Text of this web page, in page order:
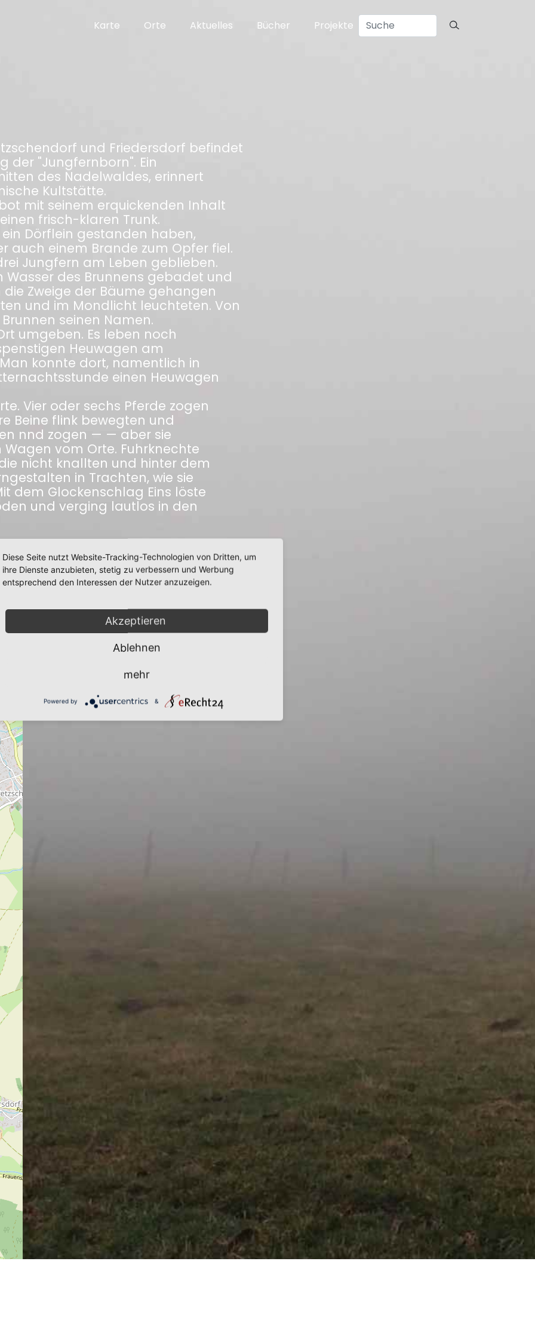
Karte Orte Aktuelles Bücher Projekte
und Friedersdorf befindet
der "Jungfernborn". Ein
des Nadelwaldes, erinnert
Kultstätte.
mit seinem erquickenden Inhalt
frisch-klaren Trunk.
Dörflein gestanden haben,
auch einem Brande zum Opfer fiel.
Jungfern am Leben geblieben.
des Brunnens gebadet und
Zweige der Bäume gehangen
und im Mondlicht leuchteten. Von
seinen Namen.
umgeben. Es leben noch
Heuwagen am
konnte dort, namentlich in
einen Heuwagen
Vier oder sechs Pferde zogen
Beine flink bewegten und
nnd zogen — — aber sie
vom Orte. Fuhrknechte
nicht knallten und hinter dem
in Trachten, wie sie
dem Glockenschlag Eins löste
und verging lautlos in den
man sich im östlichen Erzgebirge
Diese Seite nutzt Website-Tracking-Technologien von Dritten, um
ihre Dienste anzubieten, stetig zu verbessern und Werbung
entsprechend den Interessen der Nutzer anzuzeigen.
Akzeptieren
Ablehnen
mehr
Powered by &